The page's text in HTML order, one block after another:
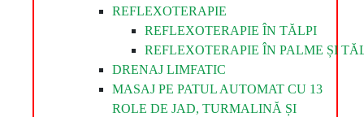
REFLEXOTERAPIE
REFLEXOTERAPIE ÎN TĂLPI
REFLEXOTERAPIE ÎN PALME ȘI
DRENAJ LIMFATIC
MASAJ PE PATUL AUTOMAT CU 13
ROLE DE JAD, TURMALINĂ ȘI